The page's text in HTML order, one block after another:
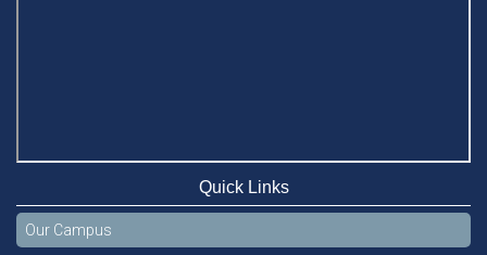
Celebration of the 19th Founding Anniversary of Stamford
Jan 7, 2021
Congratulations and Warm Regards to Dhaka University's
Quick Links
Our Campus